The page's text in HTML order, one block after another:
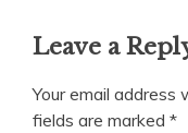
Leave a
Your email address
fields are marked *